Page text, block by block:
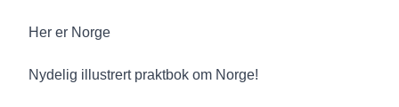
Description
Her er Norge
Nydelig illustrert praktbok om Norge!